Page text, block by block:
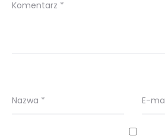
Komentarz *
Nazwa * E-